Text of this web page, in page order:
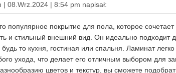
| 08.Wrz.2024 | 8:54 pm napisał:
популярное покрытие для пола, которое сочетает
и стильный внешний вид. Он идеально подходит
то кухня, гостиная или спальня. Ламинат
ухода, что делает его отличным выбором для
цветов и текстур, вы сможете